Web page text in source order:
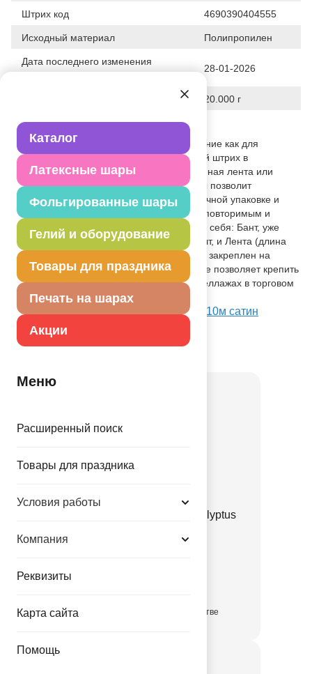
Каталог
Латексные шары
Фольгированные шары
Гелий и оборудование
Товары для праздника
Печать на шарах
Акции
Меню
Расширенный поиск
Товары для праздника
Условия работы
Компания
Реквизиты
Карта сайта
Помощь
Штрих код 4690390404555
Исходный материал Полипропилен
Дата последнего изменения
элемента
28-01-2026
20.000 г
Описание товара
Упаковка подарка имеет большое значение как для
получателя, так и для дарителя. Важный штрих в
оформлении подарка – красиво завязанная лента или
бантик. Широкий выбор цветовой гаммы позволит
подобрать бант и ленту к любой подарочной упаковке и
сделает ваш подарок действительно неповторимым и
запоминающимся. Комплект включает в себя: Бант, уже
собранный в форме Звезды (10см) - 1 шт, и Лента (длина
10м) - 1 шт. Цвет: зеленый Сатин. Товар закреплен на
картонном хедере с отверстием, которое позволяет крепить
товар на крючок для размещения на стеллажах в торговом
зале.
Посмотреть Бант Звезда10см +Лента10м сатин
зелен/G на Портале оптовых закупок
Е 12" Пастель Retro Eucalyptus
в достаточном количестве